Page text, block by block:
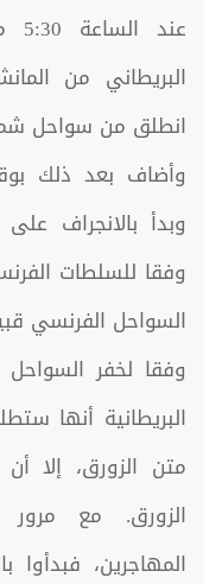
انطلق من سواحل
وأضاف بعد ذلك
وبدأ بالانجراف
وفقا للسلطات
السواحل الفرنسي
وفقا لخفر السواحل
البريطانية أنها
متن الزورق، إلا
الزورق. مع
المهاجرين،